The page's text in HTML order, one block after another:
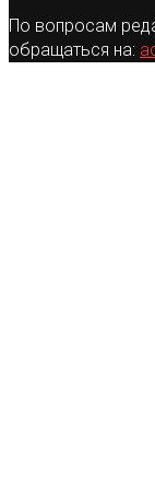
По вопросам
обращаться на: